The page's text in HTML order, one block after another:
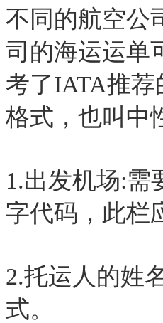
不同的航空公
司的海运运单
考了IATA推
格式，也叫中
1.出发机场:需
字代码，此栏
2.托运人的姓
式。